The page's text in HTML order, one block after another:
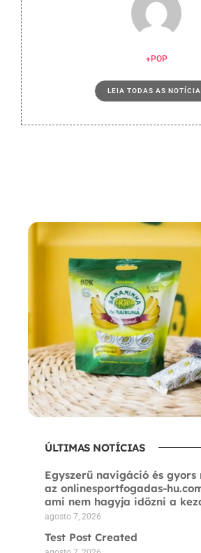
+POP
LEIA TODAS AS
ÚLTIMAS NOTÍCIAS
Egyszerű navigáció és
az onlinesportfogadas-
ami nem hagyja időzni a
agosto 7, 2026
Test Post Created